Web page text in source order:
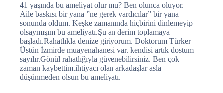
41 yaşında bu ameliyat olur mu? Ben olunca oluyor.
Aile baskısı bir yana ”ne gerek vardıcılar” bir yana
sonunda oldum. Keşke zamanında hiçbirini dinlemeyip
olsaymışım bu ameliyatı.Şu an derim toplamaya
başladı.Rahatlıkla denize giriyorum. Doktorum Türker
Üstün İzmirde muayenahanesi var. kendisi artık dostum
sayılır.Gönül rahatlığıyla güvenebilirsiniz. Ben çok
zaman kaybettim.ihtiyacı olan arkadaşlar asla
düşünmeden olsun bu ameliyatı.